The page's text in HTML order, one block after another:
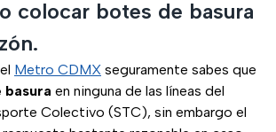
colocar botes de basura
Metro CDMX seguramente sabes que
basura en ninguna de las líneas del
Colectivo (STC), sin embargo el